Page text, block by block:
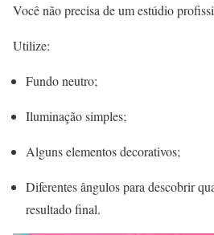
Você não precisa de um estúdio
Utilize:
Fundo neutro;
Iluminação simples;
Alguns elementos decorativos;
Diferentes ângulos para descobrir
resultado final.